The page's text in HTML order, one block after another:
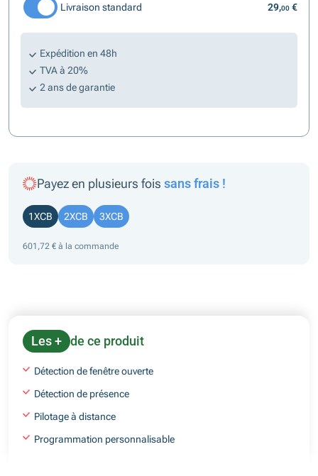
Livraison standard 29,00 €
Expédition en 48h
TVA à 20%
2 ans de garantie
Payez en plusieurs fois sans frais !
1XCB 2XCB 3XCB
601,72 € à la commande
Les + de ce produit
Détection de fenêtre ouverte
Détection de présence
Pilotage à distance
Programmation personnalisable